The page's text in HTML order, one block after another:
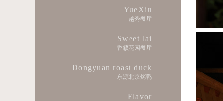
YueXiu
越秀餐厅
Sweet lai
香籁花园餐厅
Dongyuan roast duck
东源北京烤鸭
Flavor